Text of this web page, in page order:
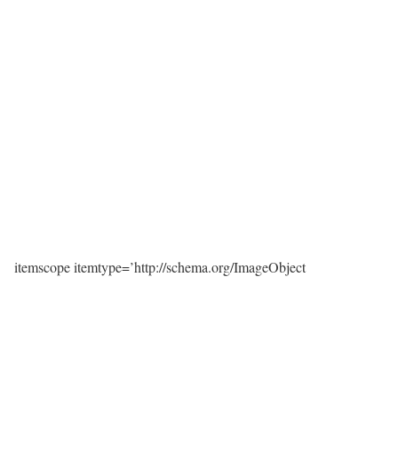
itemscope itemtype=’http://schema.org/ImageObject